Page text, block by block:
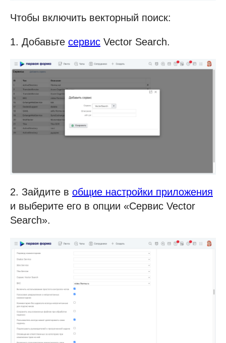
Чтобы включить векторный поиск:
1. Добавьте сервис Vector Search.
2. Зайдите в общие настройки приложения
и выберите его в опции «Сервис Vector
Search».